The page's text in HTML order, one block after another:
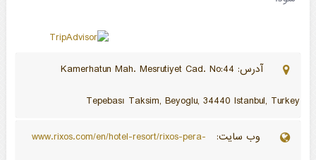
آدرس: Kamerhatun Mah. Mesrutiyet Cad. No:44
Tepebası Taksim, Beyoglu, 34440 Istanbul, Turkey
وب سایت: www.rixos.com/en/hotel-resort/rixos-pera-